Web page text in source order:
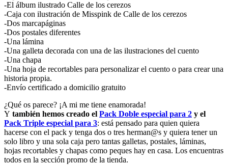
-El álbum ilustrado Calle de los cerezos
-Caja con ilustración de Misspink de Calle de los cerezos
-Dos marcapáginas
-Dos postales diferentes
-Una lámina
-Una galleta decorada con una de las ilustraciones del cuento
-Una chapa
-Una hoja de recortables para personalizar el cuento o para crear una
historia propia.
-Envío certificado a domicilio gratuito
¿Qué os parece? ¡A mi me tiene enamorada!
Y también hemos creado el Pack Doble especial para 2 y el
Pack Triple especial para 3: está pensado para quien quiera
hacerse con el pack y tenga dos o tres herman@s y quiera tener un
solo libro y una sola caja pero tantas galletas, postales, láminas,
hojas recortables y chapas como peques hay en casa. Los encuentras
todos en la sección promo de la tienda.